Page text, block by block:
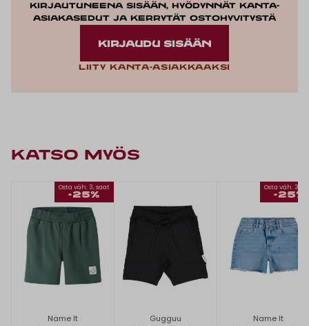
Kirjautuneena sisään, hyödynnät kanta-
asiakasedut ja kerrytät ostohyvitystä
KIRJAUDU SISÄÄN
Liity kanta-asiakkaaksi
KATSO MYÖS
Osta väh. 3, saat
-25%
Name It Gugguu
Osta väh. 3,
-25%
Name It